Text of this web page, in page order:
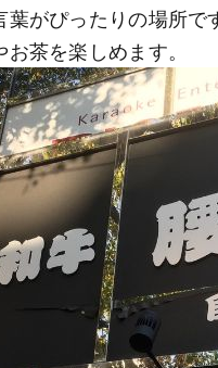
葉がぴったりの場所
茶を楽しめます。